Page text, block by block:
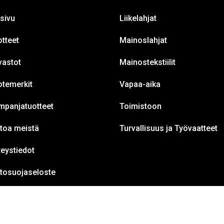
meistä
Liikelahjat
Mainoslahjat
Mainostekstiilit
Vapaa-aika
Toimistoon
Turvallisuus ja Työvaatteet